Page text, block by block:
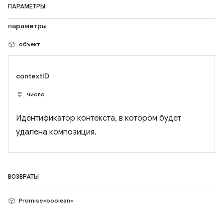
ПАРАМЕТРЫ
параметры
объект
contextID
число
Идентификатор контекста, в котором будет
удалена композиция.
ВОЗВРАТЫ
Promise<boolean>